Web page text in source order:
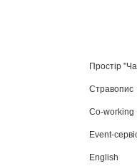
Простір
Стравопис
Co-working
Event-
English